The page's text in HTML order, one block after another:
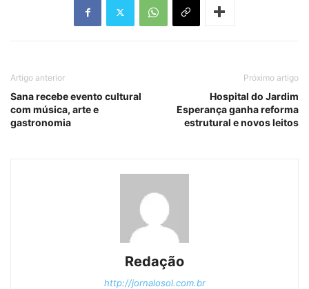
Artigo anterior
Sana recebe evento cultural
com música, arte e
gastronomia
Próximo artigo
Hospital do Jardim
Esperança ganha reforma
estrutural e novos leitos
Redação
http://jornalosol.com.br